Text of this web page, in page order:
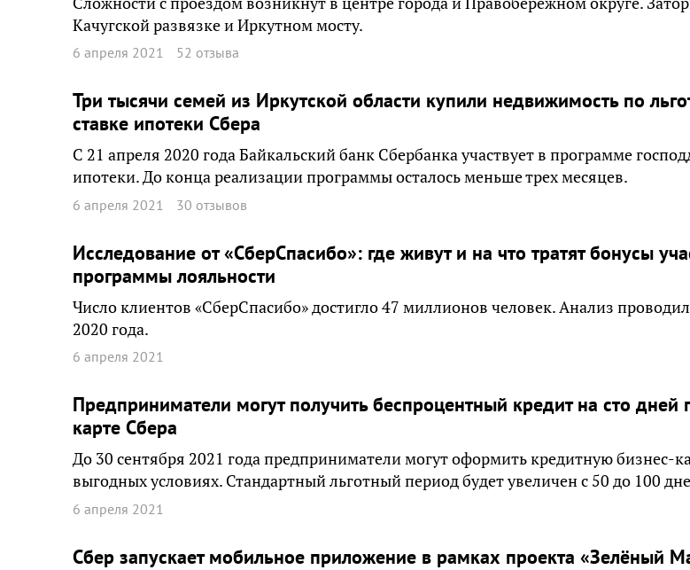
Качугской развязке и Иркутном мосту.
6 апреля 2021 52 отзыва
Три тысячи семей из Иркутской области купили недвижимость по
ставке ипотеки Сбера
С 21 апреля 2020 года Байкальский банк Сбербанка участвует в программе
ипотеки. До конца реализации программы осталось меньше трех месяцев.
6 апреля 2021 30 отзывов
Исследование от «СберСпасибо»: где живут и на что тратят бонусы
программы лояльности
Число клиентов «СберСпасибо» достигло 47 миллионов человек. Анализ
2020 года.
6 апреля 2021
Предприниматели могут получить беспроцентный кредит на сто дней
карте Сбера
До 30 сентября 2021 года предприниматели могут оформить кредитную бизнес-
выгодных условиях. Стандартный льготный период будет увеличен с 50 до 100
6 апреля 2021
Сбер запускает мобильное приложение в рамках проекта «Зелёный